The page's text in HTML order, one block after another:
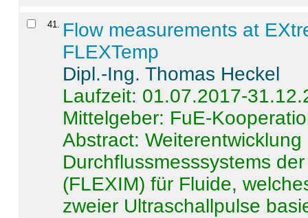
41. Flow measurements at
FLEXTemp
Dipl.-Ing. Thomas Heckel
Laufzeit: 01.07.2017-
Mittelgeber: FuE-
Abstract:
Durchflussmesssystems
(FLEXIM) für Fluide,
zweier Ultraschallpulse